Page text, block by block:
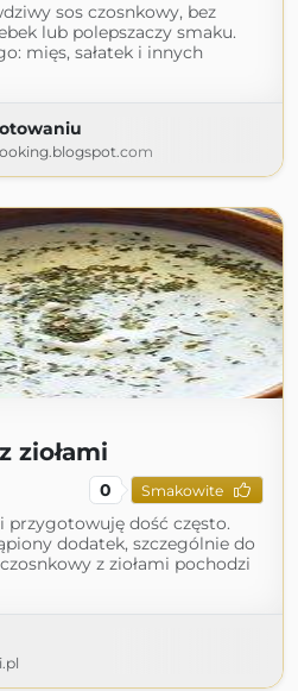
sos czosnkowy, bez
lub polepszaczy smaku.
mięs, sałatek i innych
ziołami
0 Smakowite
przygotowuję dość często.
dodatek, szczególnie do
z ziołami pochodzi